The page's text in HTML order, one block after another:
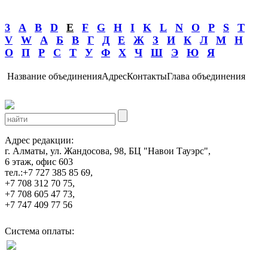
3 A B D E F G H I K L N O P S
T
V
W А Б В Г Д Е Ж З И К Л М
Н
О
П Р С Т У Ф Х Ч Ш Э Ю Я
Название объединенияАдресКонтактыГлава объединения
Адрес редакции:
г. Алматы, ул. Жандосова, 98, БЦ "Навои Тауэрс",
6 этаж, офис 603
тел.:+7 727 385 85 69,
+7 708 312 70 75,
+7 708 605 47 73,
+7 747 409 77 56
Система оплаты: